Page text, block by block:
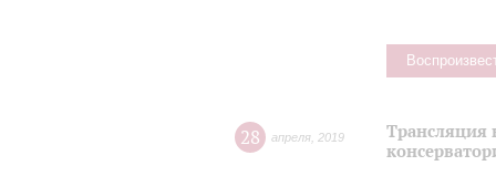
28 апреля 2019
Трансляция